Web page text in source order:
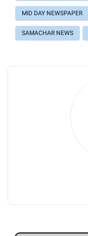
MID DAY NEWSPAPER
SAMACHAR NEWS